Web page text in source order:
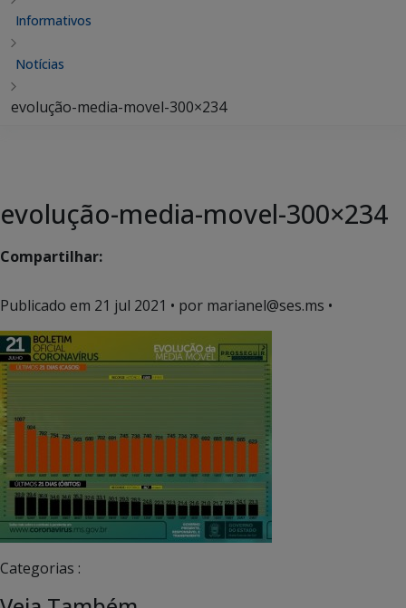
Informativos
Notícias
evolução-media-movel-300×234
evolução-media-movel-300×234
Compartilhar:
Publicado em 21 jul 2021 • por marianel@ses.ms •
Categorias :